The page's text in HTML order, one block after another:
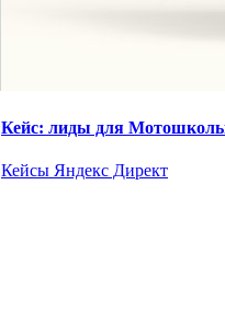
Кейс: лиды для
Кейсы Яндекс Директ